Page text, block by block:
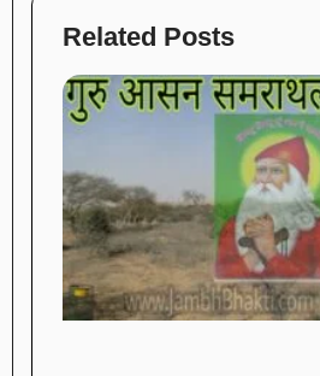
Related Posts